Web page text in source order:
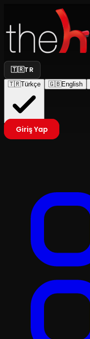
🇹🇷TR
🇹🇷Türkçe 🇬🇧English
Giriş Yap